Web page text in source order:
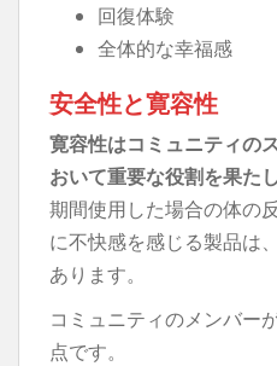
回復体験
全体的な幸福感
安全性と寛容性
寛容性はコミュニティの
おいて重要な役割を果たし
期間使用した場合の体の
に不快感を感じる製品は
あります。
コミュニティのメンバー
点です。